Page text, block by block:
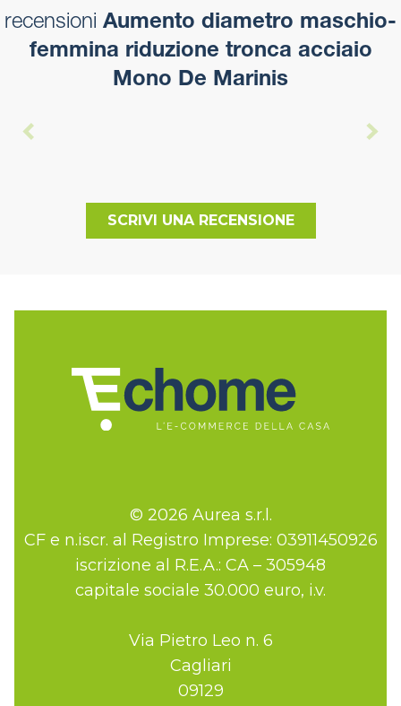
recensioni Aumento diametro maschio-
femmina riduzione tronca acciaio
Mono De Marinis
SCRIVI UNA RECENSIONE
© 2026 Aurea s.r.l.
CF e n.iscr. al Registro Imprese: 03911450926
iscrizione al R.E.A.: CA – 305948
capitale sociale 30.000 euro, i.v.
Via Pietro Leo n. 6
Cagliari
09129